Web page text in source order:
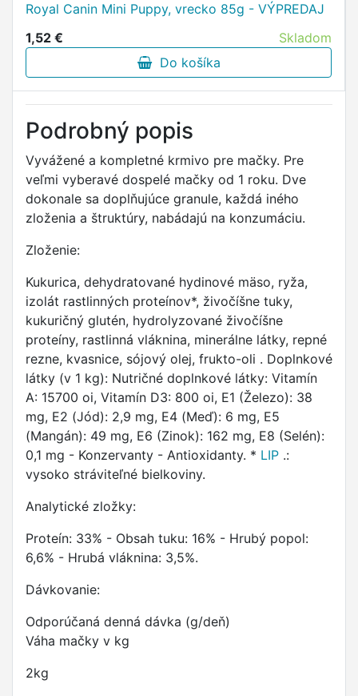
Royal Canin Mini Puppy, vrecko 85g - VÝPREDAJ
1,52 €
Skladom
Do košíka
Podrobný popis
Vyvážené a kompletné krmivo pre mačky. Pre
veľmi vyberavé dospelé mačky od 1 roku. Dve
dokonale sa doplňujúce granule, každá iného
zloženia a štruktúry, nabádajú na konzumáciu.
Zloženie:
Kukurica, dehydratované hydinové mäso, ryža,
izolát rastlinných proteínov*, živočíšne tuky,
kukuričný glutén, hydrolyzované živočíšne
proteíny, rastlinná vláknina, minerálne látky, repné
rezne, kvasnice, sójový olej, frukto-oli . Doplnkové
látky (v 1 kg): Nutričné doplnkové látky: Vitamín
A: 15700 oi, Vitamín D3: 800 oi, E1 (Železo): 38
mg, E2 (Jód): 2,9 mg, E4 (Meď): 6 mg, E5
(Mangán): 49 mg, E6 (Zinok): 162 mg, E8 (Selén):
0,1 mg - Konzervanty - Antioxidanty. * LIP .:
vysoko stráviteľné bielkoviny.
Analytické zložky:
Proteín: 33% - Obsah tuku: 16% - Hrubý popol:
6,6% - Hrubá vláknina: 3,5%.
Dávkovanie:
Odporúčaná denná dávka (g/deň)
Váha mačky v kg
2kg